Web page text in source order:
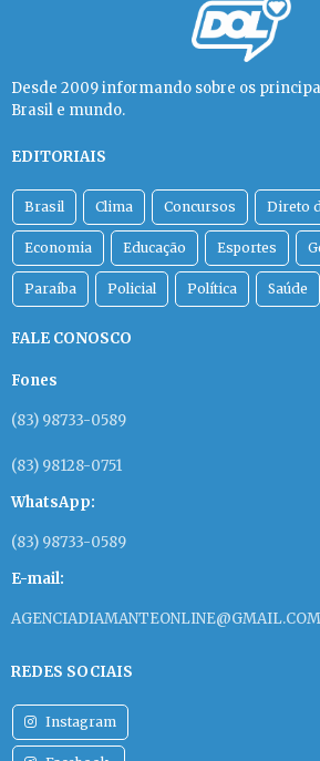
Desde 2009 informando sobre os
Brasil e mundo.
EDITORIAIS
Brasil Clima Concursos Direto
Economia Educação Esportes
Paraíba Policial Política Saúde
FALE CONOSCO
Fones
(83) 98733-0589
(83) 98128-0751
WhatsApp:
(83) 98733-0589
E-mail:
AGENCIADIAMANTEONLINE@GMAIL.COM
REDES SOCIAIS
Instagram